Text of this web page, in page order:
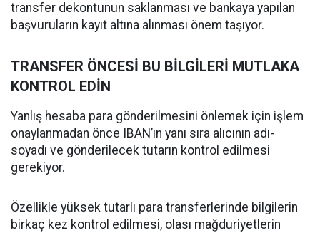
transfer dekontunun saklanması ve bankaya yapılan
başvuruların kayıt altına alınması önem taşıyor.
TRANSFER ÖNCESİ BU BİLGİLERİ MUTLAKA
KONTROL EDİN
Yanlış hesaba para gönderilmesini önlemek için işlem
onaylanmadan önce IBAN’ın yanı sıra alıcının adı-
soyadı ve gönderilecek tutarın kontrol edilmesi
gerekiyor.
Özellikle yüksek tutarlı para transferlerinde bilgilerin
birkaç kez kontrol edilmesi, olası mağduriyetlerin